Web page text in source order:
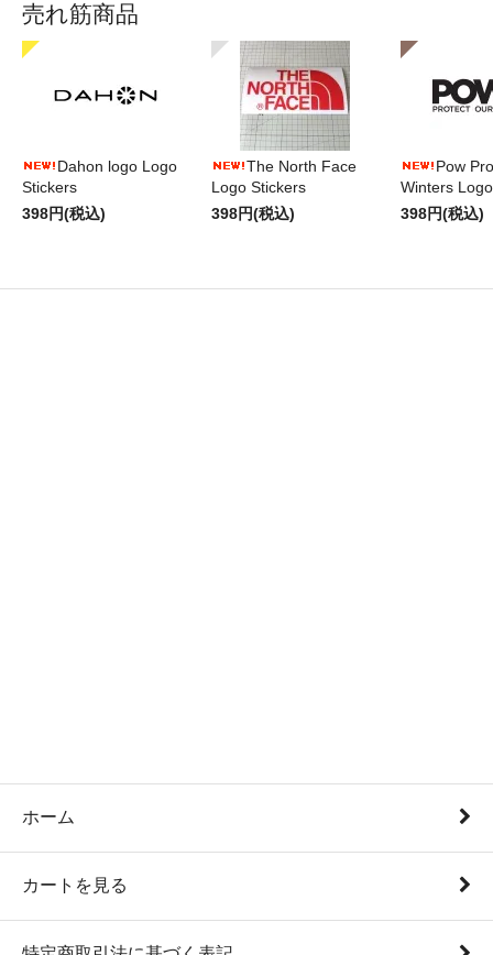
売れ筋商品
Dahon logo Logo
Stickers
398円(税込)
The North Face
Logo Stickers
398円(税込)
Pow
Winters
398円(税込)
ホーム
カートを見る